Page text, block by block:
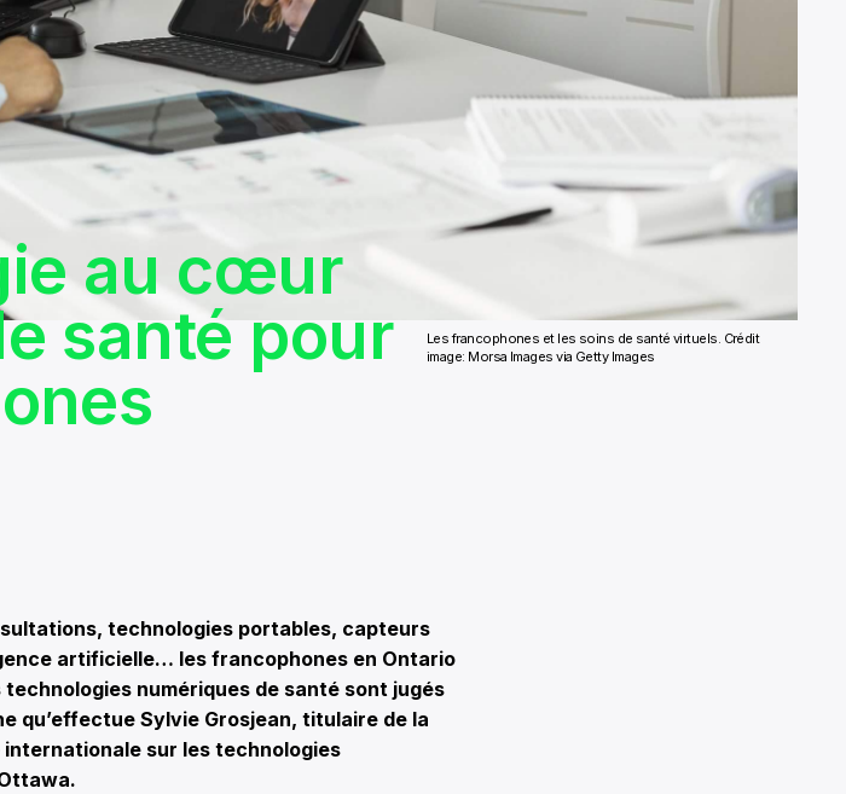
Les francophones et les soins de santé virtuels. Crédit
image: Morsa Images via Getty Images
au cœur
santé pour
technologies portables, capteurs
artificielle… les francophones en Ontario
technologies numériques de santé sont jugés
qu’effectue Sylvie Grosjean, titulaire de la
sur les technologies